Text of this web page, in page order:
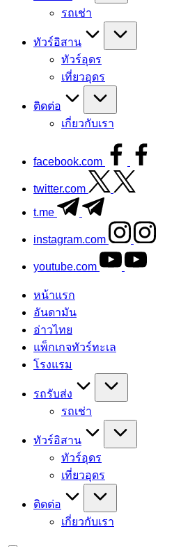
รถเช่า
ทัวร์อิสาน
ทัวร์อุดร
เที่ยวอุดร
ติดต่อ
เกี่ยวกับเรา
facebook.com
twitter.com
t.me
instagram.com
youtube.com
หน้าแรก
อันดามัน
อ่าวไทย
แพ็กเกจทัวร์ทะเล
โรงแรม
รถรับส่ง
รถเช่า
ทัวร์อิสาน
ทัวร์อุดร
เที่ยวอุดร
ติดต่อ
เกี่ยวกับเรา